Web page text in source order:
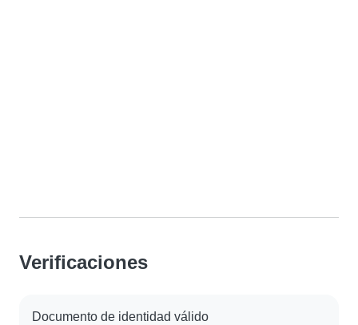
Verificaciones
Documento de identidad válido